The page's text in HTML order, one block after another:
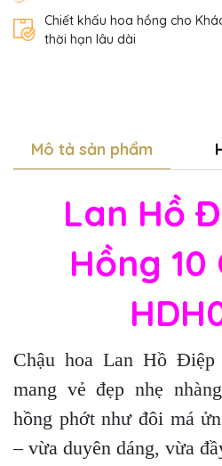
Chiết khấu hoa hồng cho
thời hạn lâu dài
Mô tả sản phẩm
Lan Hồ
Hồng 10
Chậu hoa Lan Hồ
mang vẻ đẹp nhẹ
hồng phớt như đôi má
– vừa duyên dáng, vừa